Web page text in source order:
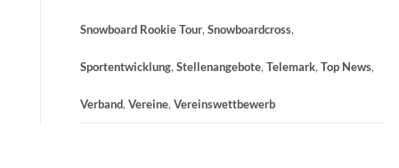
Snowboard Rookie Tour, Snowboardcross,
Sportentwicklung, Stellenangebote, Telemark, Top News,
Verband, Vereine, Vereinswettbewerb